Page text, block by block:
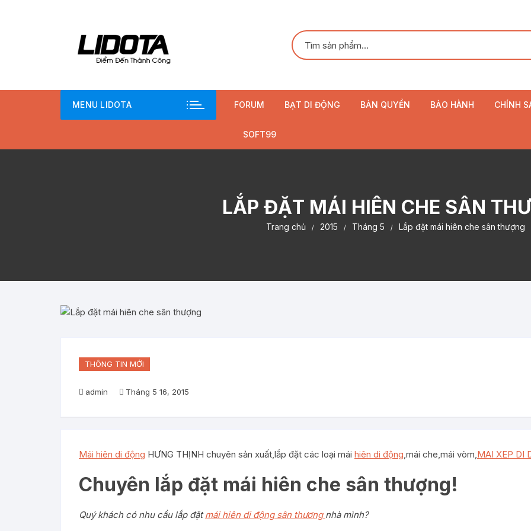
MENU LIDOTA FORUM BẠT DI ĐỘNG BẢN QUYỀN BẢO HÀNH CHÍNH
SOFT99
LẮP ĐẶT MÁI HIÊN CHE SÂN
Trang chủ 2015 Tháng 5 Lắp đặt mái hiên che sân thượng
THÔNG TIN MỚI
admin Tháng 5 16, 2015
Mái hiên di động HƯNG THỊNH chuyên sản xuất,lắp đặt các loại mái hiên di động,mái che,mái vòm,MAI XEP DI
Chuyên lắp đặt mái hiên che sân thượng!
Quý khách có nhu cầu lắp đặtmái hiên di động sân thương nhà mình?